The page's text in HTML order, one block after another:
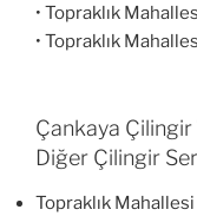
• Topraklık
• Topraklık
Çankaya Çilingir
Diğer Çilingir
Topraklık